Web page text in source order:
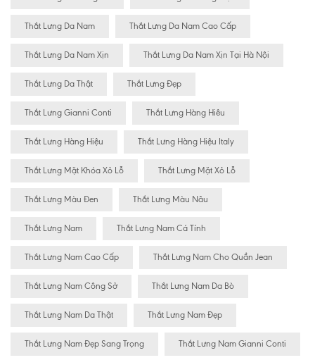
Thắt Lưng Da Nam Thắt Lưng Da Nam Cao Cấp
Thắt Lưng Da Nam Xịn Thắt Lưng Da Nam Xịn Tại Hà Nội
Thắt Lưng Da Thật Thắt Lưng Đẹp
Thắt Lưng Gianni Conti Thắt Lưng Hàng Hiêu
Thắt Lưng Hàng Hiệu Thắt Lưng Hàng Hiệu Italy
Thắt Lưng Mặt Khóa Xỏ Lỗ Thắt Lưng Mặt Xỏ Lỗ
Thắt Lưng Màu Đen Thắt Lưng Màu Nâu
Thắt Lưng Nam Thắt Lưng Nam Cá Tính
Thắt Lưng Nam Cao Cấp Thắt Lưng Nam Cho Quần Jean
Thắt Lưng Nam Công Sở Thắt Lưng Nam Da Bò
Thắt Lưng Nam Da Thật Thắt Lưng Nam Đẹp
Thắt Lưng Nam Đẹp Sang Trọng Thắt Lưng Nam Gianni Conti